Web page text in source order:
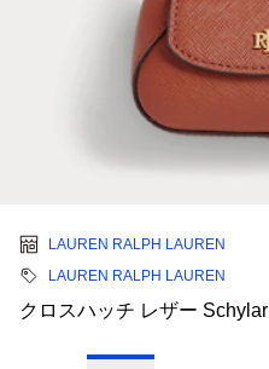
LAUREN RALPH LAUREN
LAUREN RALPH LAUREN
クロスハッチ レザー